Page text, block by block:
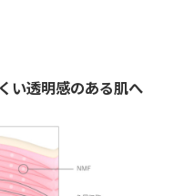
い透明感のある肌へ